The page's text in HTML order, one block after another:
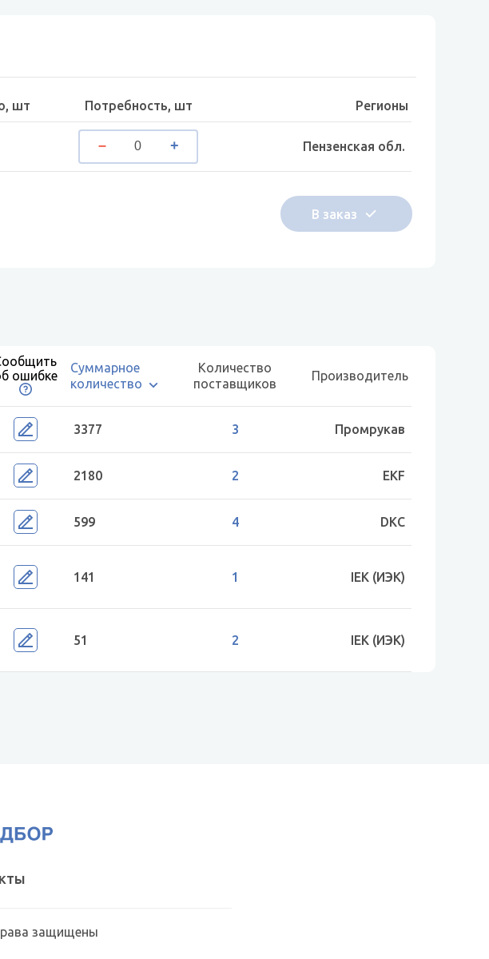
шт Потребность, шт Регионы
Пензенская обл.
ошибке
Суммарное
количество
Количество
поставщиков
Производитель
3377 3 Промрукав
2180 2 EKF
599 4 DKC
141 1 IEK (ИЭК)
51 2 IEK (ИЭК)
защищены